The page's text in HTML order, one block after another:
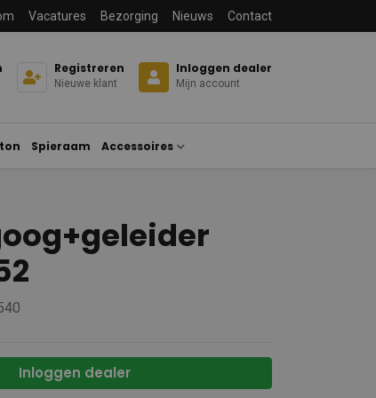
Vacatures Bezorging Nieuws Contact
Registreren
Nieuwe klant
Inloggen dealer
Mijn account
Spieraam Accessoires
Inloggen dealer